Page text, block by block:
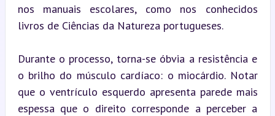
nos manuais escolares, como nos conhecidos
livros de Ciências da Natureza portugueses.
Durante o processo, torna-se óbvia a resistência e
o brilho do músculo cardíaco: o miocárdio. Notar
que o ventrículo esquerdo apresenta parede mais
espessa que o direito corresponde a perceber a